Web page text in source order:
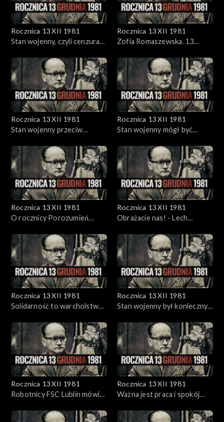
Rocznica 13 XII 1981
Stan wojenny, czyli cenzura
Rocznica 13 XII 1981
Zofia Romaszewska. 13
Rocznica 13 XII 1981
Stan wojenny przeciw
Stoczni Gdańskiej (1983)
Rocznica 13 XII 1981
Stan wojenny mógł być
Rakowski w Stoczni
Gdańskiej (1983)
Rocznica 13 XII 1981
O rocznicy Porozumień
(1983)
Rocznica 13 XII 1981
Obrażacie nas! - Lech
(1983)
Rocznica 13 XII 1981
Solidarność to warcholstwo
Rocznica 13 XII 1981
Stan wojenny był konieczny -
Rocznica 13 XII 1981
Robotnicy FSC Lublin mówią
Rocznica 13 XII 1981
Ważna jest praca i spokój